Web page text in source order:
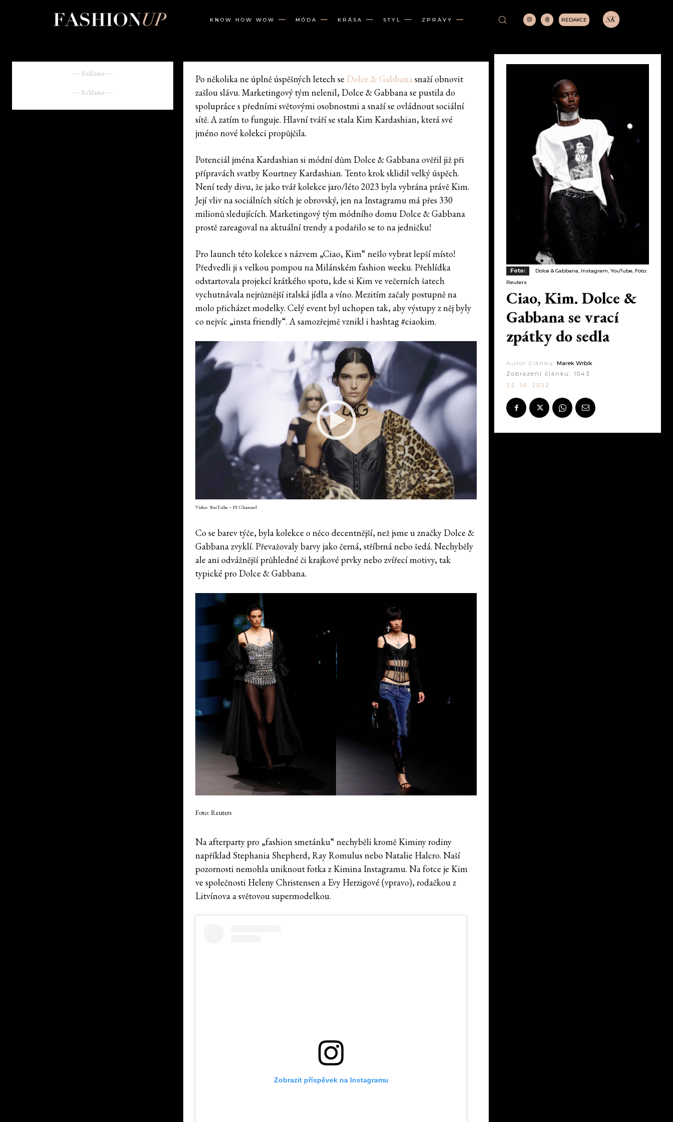
KNOW HOW WOW MÓDA KRÁSA STYL ZPRÁVY REDAKCE
― Reklama ―
― Reklama ―
Po několika ne úplně úspěšných letech se Dolce & Gabbanasnaží obnovit
zašlou slávu. Marketingový tým nelenil, Dolce & Gabbana se pustila do
spolupráce s předními světovými osobnostmi a snaží se ovládnout sociální
sítě. A zatím to funguje. Hlavní tváří se stala Kim Kardashian, která své
jméno nové kolekci propůjčila.
Potenciál jména Kardashian si módní dům Dolce & Gabbana ověřil již při
přípravách svatby Kourtney Kardashian. Tento krok sklidil velký úspěch.
Není tedy divu, že jako tvář kolekce jaro/léto 2023 byla vybrána právě Kim.
Její vliv na sociálních sítích je obrovský, jen na Instagramu má přes 330
milionů sledujících. Marketingový tým módního domu Dolce & Gabbana
prostě zareagoval na aktuální trendy a podařilo se to na jedničku!
Pro launch této kolekce s názvem „Ciao, Kim“ nešlo vybrat lepší místo!
Předvedli ji s velkou pompou na Milánském fashion weeku. Přehlídka
odstartovala projekcí krátkého spotu, kde si Kim ve večerních šatech
vychutnávala nejrůznější italská jídla a víno. Mezitím začaly postupně na
molo přicházet modelky. Celý event byl uchopen tak, aby výstupy z něj byly
co nejvíc „insta friendly“. A samozřejmě vznikl i hashtag #ciaokim.
Video: YouTube – FF Channel
Co se barev týče, byla kolekce o něco decentnější, než jsme u značky Dolce &
Gabbana zvyklí. Převažovaly barvy jako černá, stříbrná nebo šedá. Nechyběly
ale ani odvážnější průhledné či krajkové prvky nebo zvířecí motivy, tak
typické pro Dolce & Gabbana.
Foto: Reuters
Na afterparty pro „fashion smetánku“ nechyběli kromě Kiminy rodiny
například Stephania Shepherd, Ray Romulus nebo Natalie Halcro. Naší
pozornosti nemohla uniknout fotka z Kimina Instagramu. Na fotce je Kim
ve společnosti Heleny Christensen a Evy Herzigové (vpravo), rodačkou z
Litvínova a světovou supermodelkou.
Zobrazit příspěvek na Instagramu
Foto:
Dolce & Gabbana, Instagram, YouTube, Foto:
Reuters
Ciao, Kim. Dolce &
Gabbana se vrací
zpátky do sedla
Autor článku: Marek Wrbik
Zobrazení článku: 1043
22. 10. 2022